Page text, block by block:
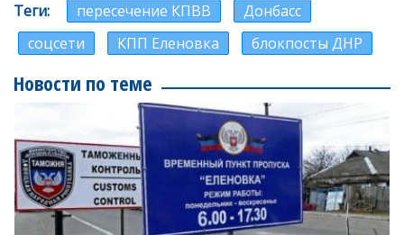
Теги пересечение КПВВ
Донбасс
соцсети
КПП Еленовка блокпосты ДНР
Новости по теме